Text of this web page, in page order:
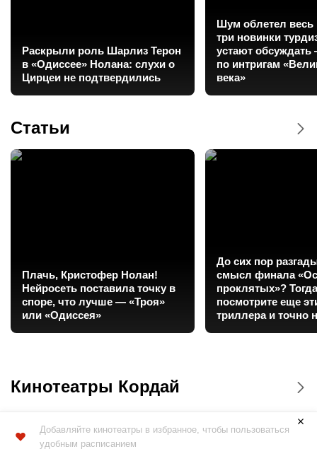
Раскрыли роль Шарлиз Терон
в «Одиссее» Нолана: слухи о
Цирцеи не подтвердились
Шум облетел весь
три новинки
устают обсуждать
по интригам
века»
Статьи
Плачь, Кристофер Нолан!
Нейросеть поставила точку в
споре, что лучше — «Троя»
или «Одиссея»
До сих пор
смысл финала
проклятых»? Тогда
посмотрите еще
триллера и точно
Кинотеатры Кордай
Добавляйте кинотеатры в избранное, чтобы пользоваться
удобным расписанием